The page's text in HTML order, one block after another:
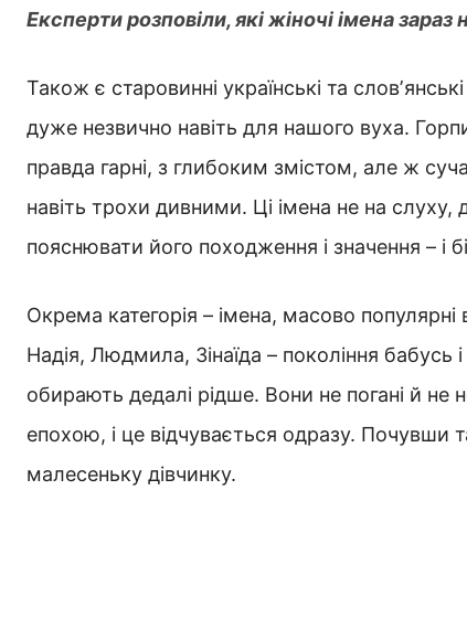
Експерти розповіли, які жіночі імена
Також є старовинні українські та
дуже незвично навіть для нашого вуха.
правда гарні, з глибоким змістом, але ж
навіть трохи дивними. Ці імена не на
пояснювати його походження і значення – і
Окрема категорія – імена, масово
Надія, Людмила, Зінаїда – покоління
обирають дедалі рідше. Вони не погані й не
епохою, і це відчувається одразу. Почувши
малесеньку дівчинку.